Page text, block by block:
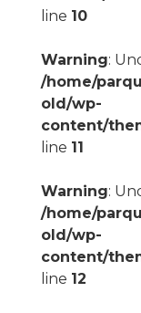
line 10
Warning:
/home/
old/wp-
content/
line 11
Warning:
/home/
old/wp-
content/
line 12